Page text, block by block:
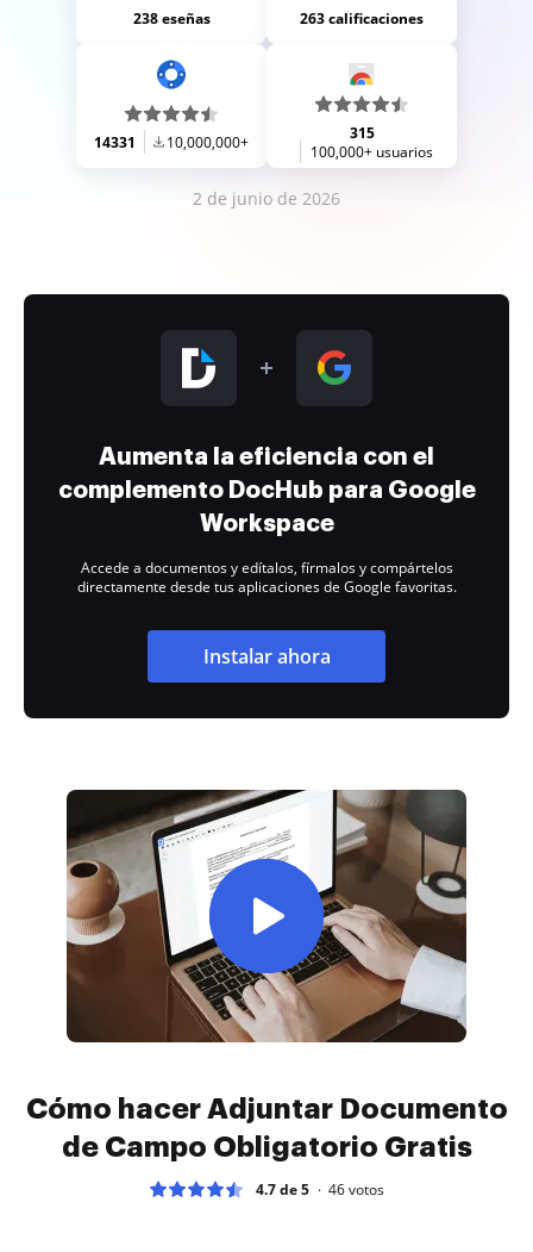
238 eseñas 263 calificaciones
14331 10,000,000+
315
100,000+ usuarios
2 de junio de 2026
Aumenta la eficiencia con el
complemento DocHub para Google
Workspace
Accede a documentos y edítalos, fírmalos y compártelos
directamente desde tus aplicaciones de Google favoritas.
Instalar ahora
Cómo hacer Adjuntar Documento
de Campo Obligatorio Gratis
4.7 de 5 46votos